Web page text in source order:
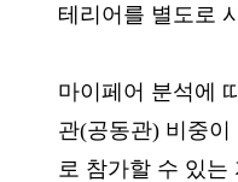
테리어를 별도로
마이페어 분석에
관(공동관) 비중
로 참가할 수 있는